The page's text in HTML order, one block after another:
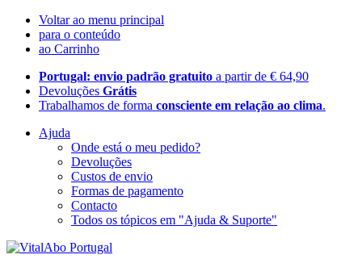
Voltar ao menu principal
para o conteúdo
ao Carrinho
Portugal: envio padrão gratuito a partir de € 64,90
Devoluções Grátis
Trabalhamos de forma consciente em relação ao clima.
Ajuda
Onde está o meu pedido?
Devoluções
Custos de envio
Formas de pagamento
Contacto
Todos os tópicos em "Ajuda & Suporte"